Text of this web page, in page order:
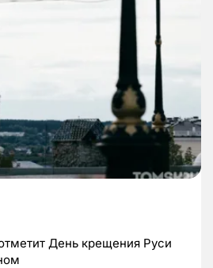
День крещения Руси